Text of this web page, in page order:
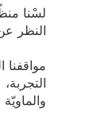
لسْنا
النظر
مواقفنا